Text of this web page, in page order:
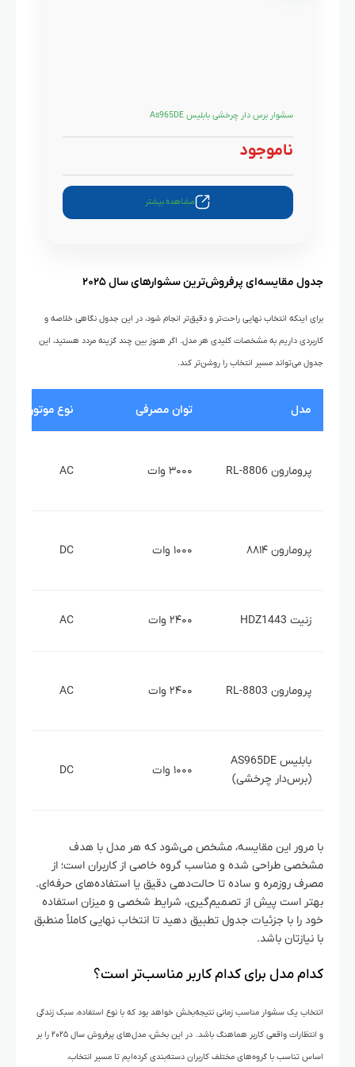
سشوار برس دار چرخشی بابلیس As965DE
ناموجود
مشاهده بیشتر
جدول مقایسه‌ای پرفروش‌ترین سشوارهای سال ۲۰۲۵
برای اینکه انتخاب نهایی راحت‌تر و دقیق‌تر انجام شود، در این جدول نگاهی خلاصه و
کاربردی داریم به مشخصات کلیدی هر مدل. اگر هنوز بین چند گزینه مردد هستید، این
جدول می‌تواند مسیر انتخاب را روشن‌تر کند.
مدل توان مصرفی نوع موتور
پرومارون RL-8806 ۳۰۰۰ وات AC
پرومارون ۸۸۱۴ ۱۰۰۰ وات DC
زنیت HDZ1443 ۲۴۰۰ وات AC
پرومارون RL-8803 ۲۴۰۰ وات AC
بابلیس AS965DE
(برس‌دار چرخشی)
۱۰۰۰ وات DC
با مرور این مقایسه، مشخص می‌شود که هر مدل با هدف
مشخصی طراحی شده و مناسب گروه خاصی از کاربران است؛ از
مصرف روزمره و ساده تا حالت‌دهی دقیق یا استفاده‌های حرفه‌ای.
بهتر است پیش از تصمیم‌گیری، شرایط شخصی و میزان استفاده
خود را با جزئیات جدول تطبیق دهید تا انتخاب نهایی کاملاً منطبق
با نیازتان باشد.
کدام مدل برای کدام کاربر مناسب‌تر است؟
انتخاب یک سشوار مناسب زمانی نتیجه‌بخش خواهد بود که با نوع استفاده، سبک زندگی
و انتظارات واقعی کاربر هماهنگ باشد. در این بخش، مدل‌های پرفروش سال ۲۰۲۵ را بر
اساس تناسب با گروه‌های مختلف کاربران دسته‌بندی کرده‌ایم تا مسیر انتخاب،